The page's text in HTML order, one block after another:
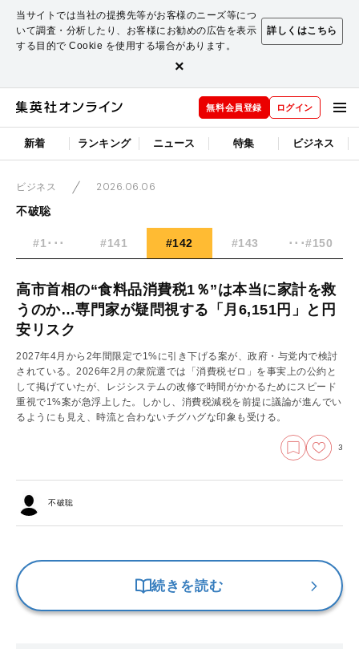
当サイトでは当社の提携先等がお客様のニーズ等につ
いて調査・分析したり、お客様にお勧めの広告を表示
する目的で Cookie を使用する場合があります。
詳しくはこちら
×
無料会員登録 ログイン
新着 ランキング ニュース 特集 ビジネス
ビジネス
2026.06.06
不破聡
#1･･･ #141 #142 #143 ･･･#150
高市首相の“食料品消費税1％”は本当に家計を救
うのか…専門家が疑問視する「月6,151円」と円
安リスク
2027年4月から2年間限定で1%に引き下げる案が、政府・与党内で検討
されている。2026年2月の衆院選では「消費税ゼロ」を事実上の公約と
して掲げていたが、レジシステムの改修で時間がかかるためにスピード
重視で1%案が急浮上した。しかし、消費税減税を前提に議論が進んでい
るようにも見え、時流と合わないチグハグな印象も受ける。
3
不破聡
続きを読む